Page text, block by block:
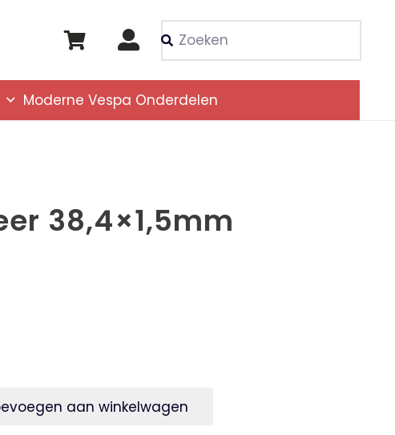
Als de resultaten voor
Moderne Vespa Onderdelen
38,4×1,5mm
aan winkelwagen